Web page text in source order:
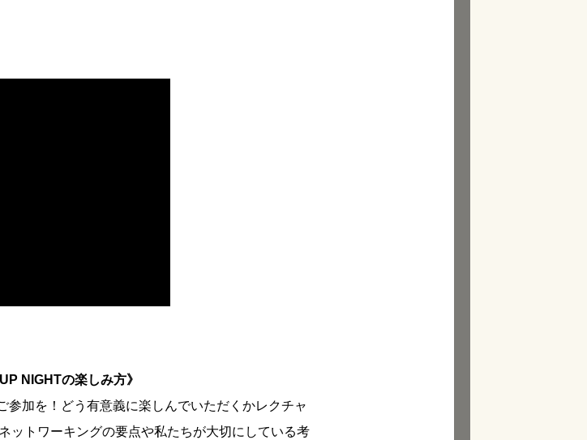
NIGHTの楽しみ方》
参加を！どう有意義に楽しんでいただくかレクチャ
ットワーキングの要点や私たちが大切にしている考